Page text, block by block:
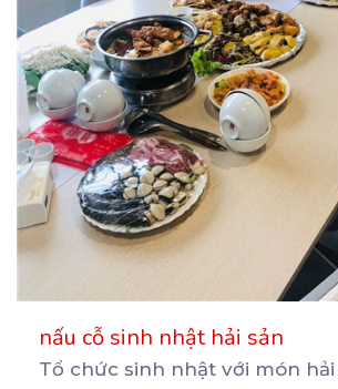
nấu cỗ sinh nhật hải sản
Tổ chức sinh nhật với món